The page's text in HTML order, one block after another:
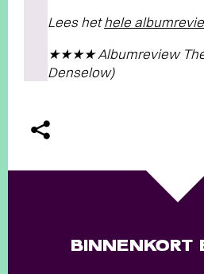
Lees hethele
★★★★ Albumreview The
Denselow)
BINNENKORT